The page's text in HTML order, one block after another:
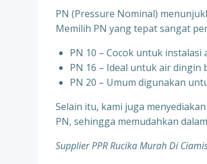
PN (Pressure Nominal)
Memilih PN yang tepat sangat
PN 10 – Cocok untuk
⁠PN 16 – Ideal untuk air dingin
⁠PN 20 – Umum digunakan
Selain itu, kami juga
PN, sehingga memudahkan
Supplier PPR Rucika Murah Di